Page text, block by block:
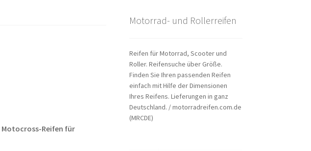
Motocross-Reifen für
Motorrad- und Rollerreifen
Reifen für Motorrad, Scooter und
Roller. Reifensuche über Größe.
Finden Sie Ihren passenden Reifen
einfach mit Hilfe der Dimensionen
Ihres Reifens. Lieferungen in ganz
Deutschland. / motorradreifen.com.de
(MRCDE)